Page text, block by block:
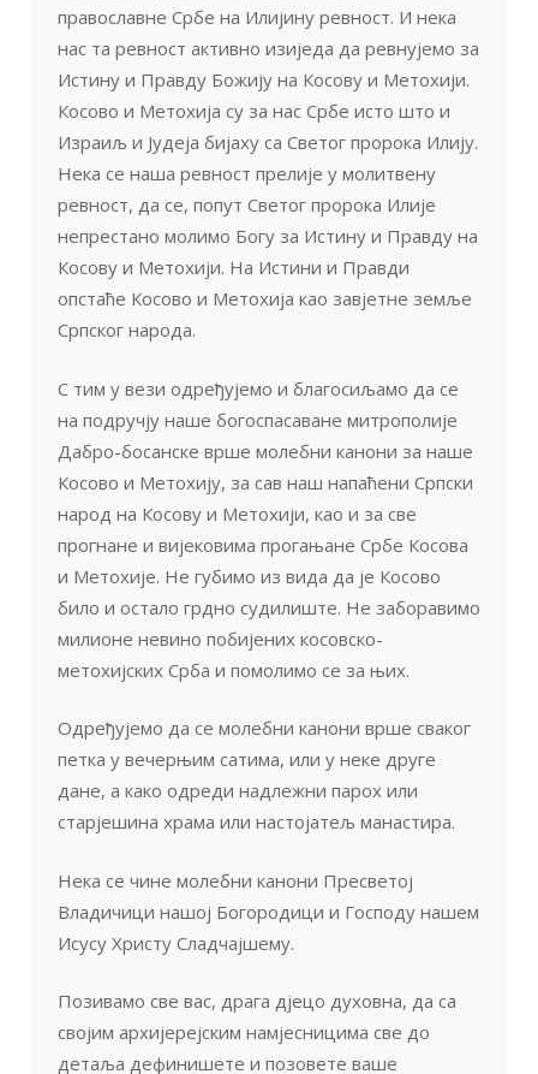
православне Србе на Илијину ревност. И нека
нас та ревност активно изиједа да ревнујемо за
Истину и Правду Божију на Косову и Метохији.
Косово и Метохија су за нас Србе исто што и
Израиљ и Јудеја бијаху са Светог пророка Илију.
Нека се наша ревност прелије у молитвену
ревност, да се, попут Светог пророка Илије
непрестано молимо Богу за Истину и Правду на
Косову и Метохији. На Истини и Правди
опстаће Косово и Метохија као завјетне земље
Српског народа.
С тим у вези одређујемо и благосиљамо да се
на подручју наше богоспасаване митрополије
Дабро-босанске врше молебни канони за наше
Косово и Метохију, за сав наш напаћени Српски
народ на Косову и Метохији, као и за све
прогнане и вијековима прогањане Србе Косова
и Метохије. Не губимо из вида да је Косово
било и остало грдно судилиште. Не заборавимо
милионе невино побијених косовско-
метохијских Срба и помолимо се за њих.
Одређујемо да се молебни канони врше сваког
петка у вечерњим сатима, или у неке друге
дане, а како одреди надлежни парох или
старјешина храма или настојатељ манастира.
Нека се чине молебни канони Пресветој
Владичици нашој Богородици и Господу нашем
Исусу Христу Сладчајшему.
Позивамо све вас, драга дјецо духовна, да са
својим архијерејским намјесницима све до
детаља дефинишете и позовете ваше